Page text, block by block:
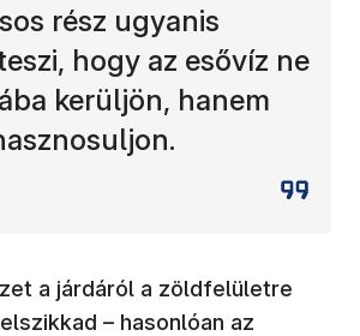
rész ugyanis
hogy az esővíz ne
kerüljön, hanem
a járdáról a zöldfelületre
– hasonlóan az